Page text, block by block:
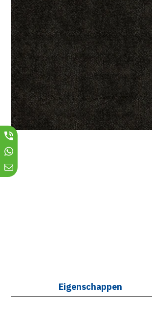
Eigenschappen